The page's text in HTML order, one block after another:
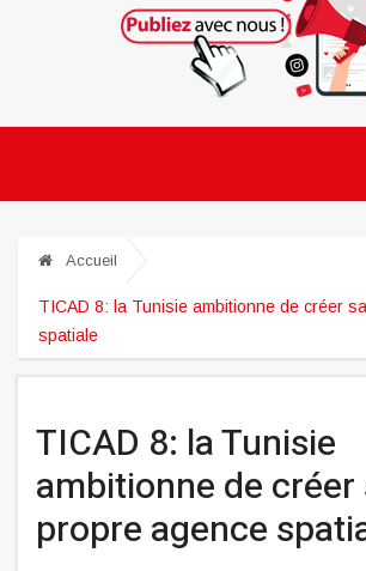
Accueil
TICAD 8: la Tunisie ambitionne de créer
spatiale
TICAD 8: la Tunisie
ambitionne de créer
propre agence